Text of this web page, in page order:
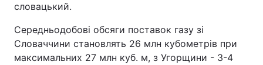
словацький.
Середньодобові обсяги поставок газу зі
Словаччини становлять 26 млн кубометрів при
максимальних 27 млн куб. м, з Угорщини - 3-4